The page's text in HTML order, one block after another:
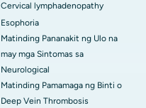
Cervical lymphadenopathy
Esophoria
Matinding Pananakit ng Ulo na
may mga Sintomas sa
Neurological
Matinding Pamamaga ng Binti o
Deep Vein Thrombosis